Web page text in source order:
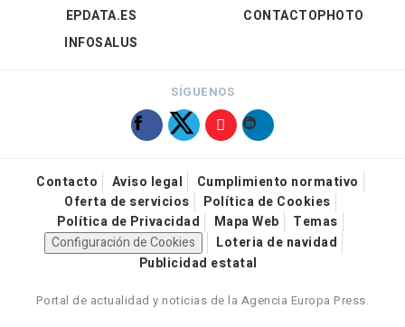
EPDATA.ES
INFOSALUS
CONTACTOPHOTO
SÍGUENOS
Contacto Aviso legal
Cumplimiento normativo
Oferta de servicios
Política de Cookies
Política de Privacidad
Mapa Web
Temas
Configuración de Cookies
Loteria de navidad
Publicidad estatal
Portal de actualidad y noticias de la Agencia Europa Press.